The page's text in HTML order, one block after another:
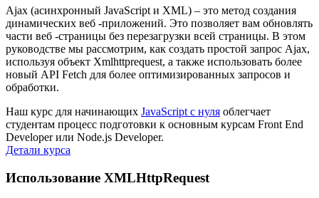
Ajax (асинхронный JavaScript и XML) – это метод создания
динамических веб -приложений. Это позволяет вам обновлять
части веб -страницы без перезагрузки всей страницы. В этом
руководстве мы рассмотрим, как создать простой запрос Ajax,
используя объект Xmlhttprequest, а также использовать более
новый API Fetch для более оптимизированных запросов и
обработки.
Наш курс для начинающих JavaScript с нуля облегчает
студентам процесс подготовки к основным курсам Front End
Developer или Node.js Developer.
Детали курса
Использование XMLHttpRequest